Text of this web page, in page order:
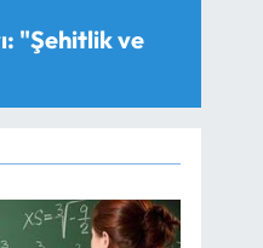
"Şehitlik ve